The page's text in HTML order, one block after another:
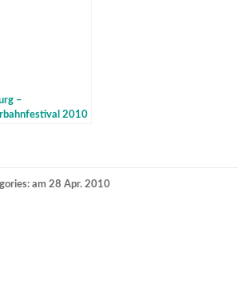
–
2010
am 28 Apr. 2010